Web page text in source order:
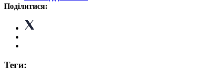
Поділитися:
Теги: